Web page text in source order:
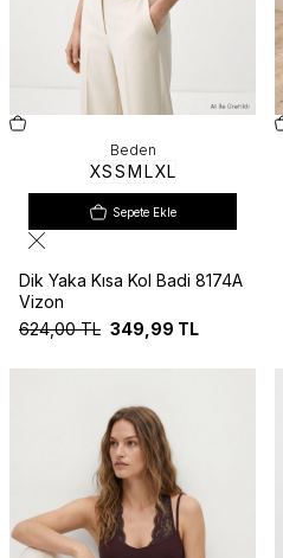
Beden
XSSMLXL
Sepete Ekle
Dik Yaka Kısa Kol Badi 8174A
Vizon
624,00TL 349,99 TL